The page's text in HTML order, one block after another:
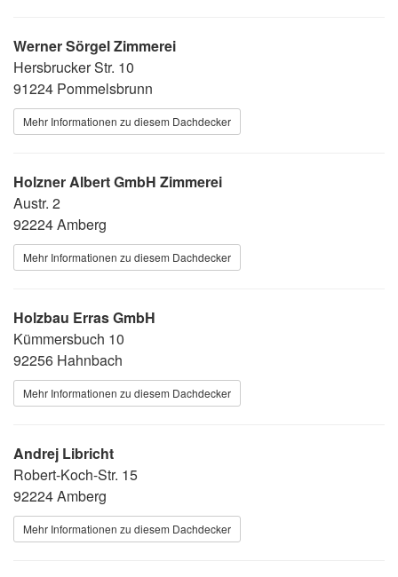
Werner Sörgel Zimmerei
Hersbrucker Str. 10
91224 Pommelsbrunn
Mehr Informationen zu diesem Dachdecker
Holzner Albert GmbH Zimmerei
Austr. 2
92224 Amberg
Mehr Informationen zu diesem Dachdecker
Holzbau Erras GmbH
Kümmersbuch 10
92256 Hahnbach
Mehr Informationen zu diesem Dachdecker
Andrej Libricht
Robert-Koch-Str. 15
92224 Amberg
Mehr Informationen zu diesem Dachdecker